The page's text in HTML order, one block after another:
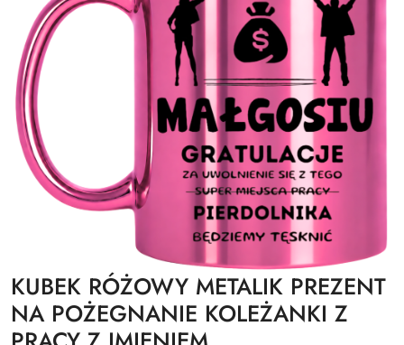
KUBEK RÓŻOWY METALIK PREZENT
NA POŻEGNANIE KOLEŻANKI Z